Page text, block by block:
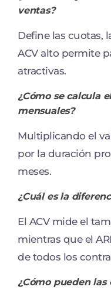
ventas?
Define las cuotas,
ACV alto permite
atractivas.
¿Cómo se calcula
mensuales?
Multiplicando el
por la duración
meses.
¿Cuál es la
El ACV mide el
mientras que el
de todos los
¿Cómo pueden